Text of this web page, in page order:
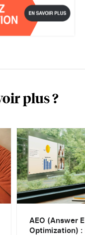
plus ?
AEO (Answer
Optimization) :